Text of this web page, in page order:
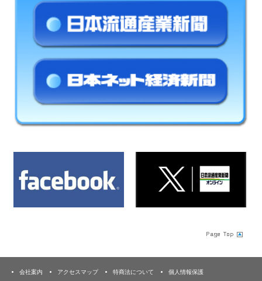
会社案内 アクセスマップ 特商法について 個人情報保護